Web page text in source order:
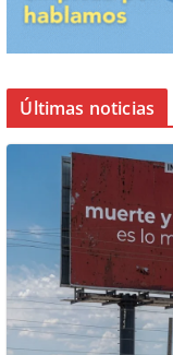
Últimas noticias